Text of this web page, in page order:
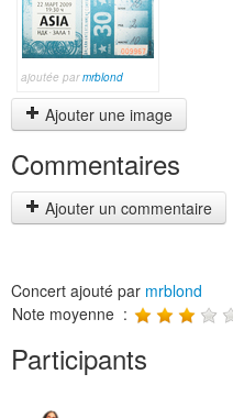
ajoutée parmrblond
Ajouter une image
Commentaires
Ajouter un commentaire
Concert ajouté par mrblond
Note moyenne :
Participants